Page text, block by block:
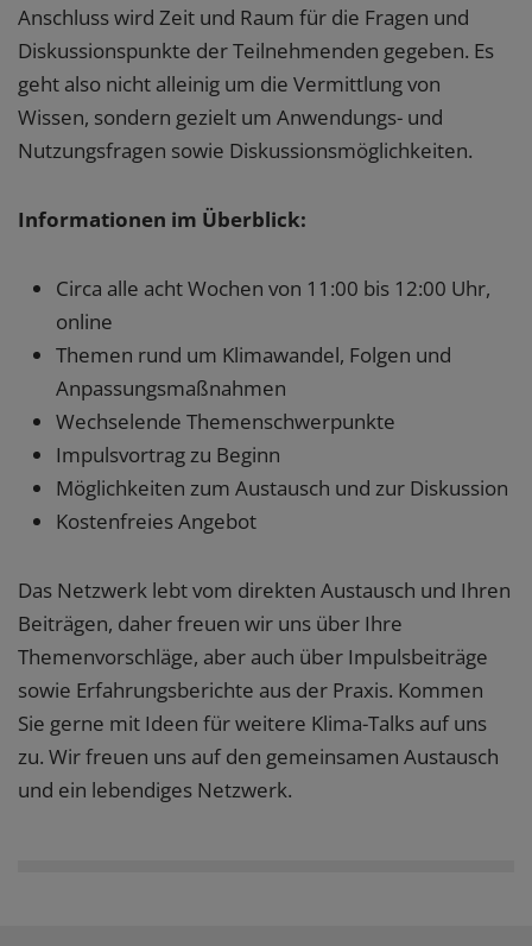
Anschluss wird Zeit und Raum für die Fragen und
Diskussionspunkte der Teilnehmenden gegeben. Es
geht also nicht alleinig um die Vermittlung von
Wissen, sondern gezielt um Anwendungs- und
Nutzungsfragen sowie Diskussionsmöglichkeiten.
Informationen im Überblick:
Circa alle acht Wochen von 11:00 bis 12:00 Uhr,
online
Themen rund um Klimawandel, Folgen und
Anpassungsmaßnahmen
Wechselende Themenschwerpunkte
Impulsvortrag zu Beginn
Möglichkeiten zum Austausch und zur Diskussion
Kostenfreies Angebot
Das Netzwerk lebt vom direkten Austausch und Ihren
Beiträgen, daher freuen wir uns über Ihre
Themenvorschläge, aber auch über Impulsbeiträge
sowie Erfahrungsberichte aus der Praxis. Kommen
Sie gerne mit Ideen für weitere Klima-Talks auf uns
zu. Wir freuen uns auf den gemeinsamen Austausch
und ein lebendiges Netzwerk.